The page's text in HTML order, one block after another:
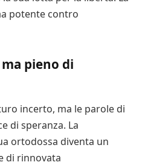
potente contro
pieno di
incerto, ma le parole di
di speranza. La
ortodossa diventa un
di rinnovata